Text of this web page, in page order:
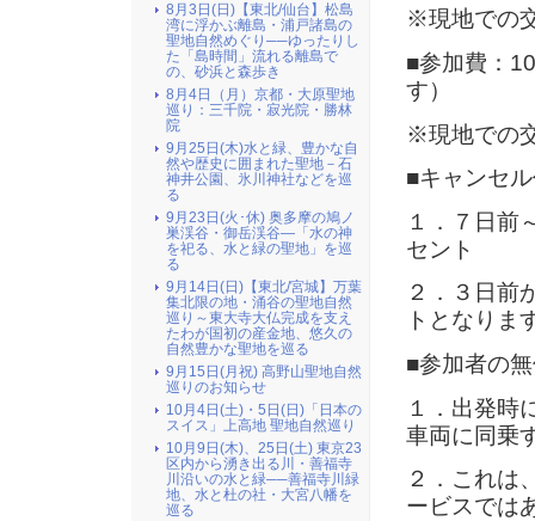
※現地での
■参加費：
す）
※現地での
■キャンセ
１．７日前
セント
２．３日前
トとなりま
■参加者の
１．出発時
車両に同乗
２．これは
ービスでは
8月3日(日)【東北/仙台】松島
湾に浮かぶ離島・浦戸諸島の
聖地自然めぐり──ゆったりし
た「島時間」流れる離島で
の、砂浜と森歩き
8月4日（月）京都・大原聖地
巡り：三千院・寂光院・勝林
院
9月25日(木)水と緑、豊かな自
然や歴史に囲まれた聖地－石
神井公園、氷川神社などを巡
る
9月23日(火･休) 奥多摩の鳩ノ
巣渓谷・御岳渓谷―「水の神
を祀る、水と緑の聖地」を巡
る
9月14日(日)【東北/宮城】万葉
集北限の地・涌谷の聖地自然
巡り～東大寺大仏完成を支え
たわが国初の産金地、悠久の
自然豊かな聖地を巡る
9月15日(月祝) 高野山聖地自然
巡りのお知らせ
10月4日(土)・5日(日)「日本の
スイス」上高地 聖地自然巡り
10月9日(木)、25日(土) 東京23
区内から湧き出る川・善福寺
川沿いの水と緑──善福寺川緑
地、水と杜の社・大宮八幡を
巡る